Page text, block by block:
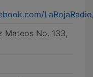
Mateos No. 133,